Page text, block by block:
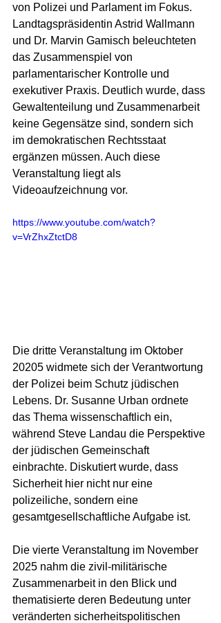
von Polizei und Parlament im Fokus.
Landtagspräsidentin Astrid Wallmann
und Dr. Marvin Gamisch beleuchteten
das Zusammenspiel von
parlamentarischer Kontrolle und
exekutiver Praxis. Deutlich wurde, dass
Gewaltenteilung und Zusammenarbeit
keine Gegensätze sind, sondern sich
im demokratischen Rechtsstaat
ergänzen müssen. Auch diese
Veranstaltung liegt als
Videoaufzeichnung vor.
https://www.youtube.com/watch?
v=VrZhxZtctD8
Die dritte Veranstaltung im Oktober
20205 widmete sich der Verantwortung
der Polizei beim Schutz jüdischen
Lebens. Dr. Susanne Urban ordnete
das Thema wissenschaftlich ein,
während Steve Landau die Perspektive
der jüdischen Gemeinschaft
einbrachte. Diskutiert wurde, dass
Sicherheit hier nicht nur eine
polizeiliche, sondern eine
gesamtgesellschaftliche Aufgabe ist.
Die vierte Veranstaltung im November
2025 nahm die zivil-militärische
Zusammenarbeit in den Blick und
thematisierte deren Bedeutung unter
veränderten sicherheitspolitischen